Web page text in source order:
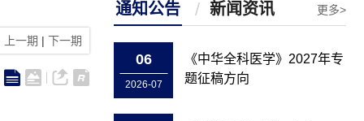
一期 | 下一期
通知公告 新闻资讯 更多>
06
2026-07
《中华全科医学》2027年专
题征稿方向